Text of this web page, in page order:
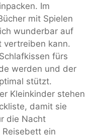
Im
mit Spielen
wunderbar auf
vertreiben kann.
fürs
werden und der
stützt.
Kleinkinder stehen
damit sie
die Nacht
ein